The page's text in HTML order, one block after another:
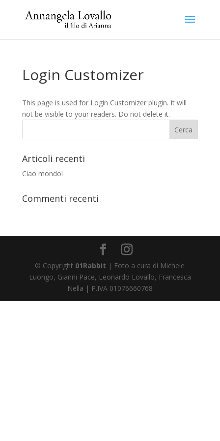
Login Customizer
This page is used for Login Customizer plugin. It will
not be visible to your readers. Do not delete it.
Articoli recenti
Ciao mondo!
Commenti recenti
© Copyright 01Rabbit | Foto a cura di Michele
Luongo, Gianni Pace, Leonardo Lovallo, Francesca
Nella | P.IVA 01076660768